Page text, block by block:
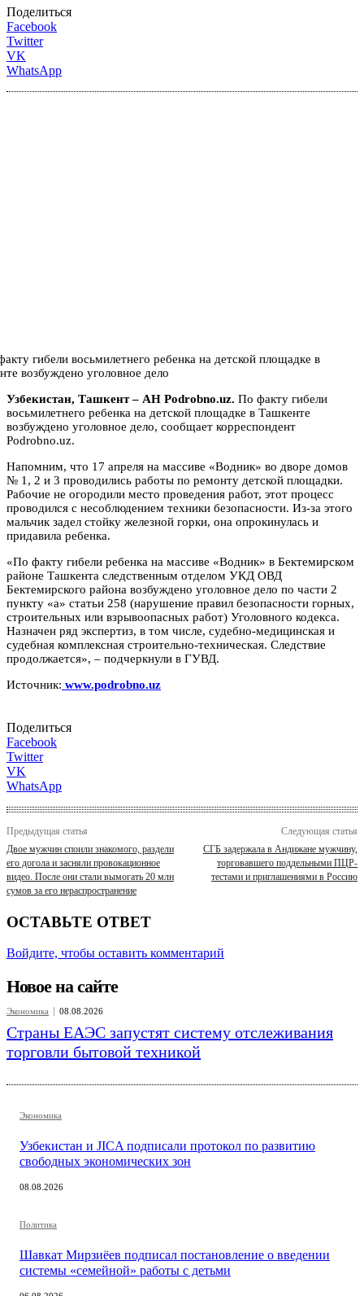
Поделиться
Facebook
Twitter
VK
WhatsApp
Узбекистан, Ташкент – АН Podrobno.uz. По факту гибели
восьмилетнего ребенка на детской площадке в Ташкенте
возбуждено уголовное дело, сообщает корреспондент
Podrobno.uz.
Напомним, что 17 апреля на массиве «Водник» во дворе домов
№ 1, 2 и 3 проводились работы по ремонту детской площадки.
Рабочие не огородили место проведения работ, этот процесс
проводился с несоблюдением техники безопасности. Из-за этого
мальчик задел стойку железной горки, она опрокинулась и
придавила ребенка.
«По факту гибели ребенка на массиве «Водник» в Бектемирском
районе Ташкента следственным отделом УКД ОВД
Бектемирского района возбуждено уголовное дело по части 2
пункту «а» статьи 258 (нарушение правил безопасности горных,
строительных или взрывоопасных работ) Уголовного кодекса.
Назначен ряд экспертиз, в том числе, судебно-медицинская и
судебная комплексная строительно-техническая. Следствие
продолжается», – подчеркнули в ГУВД.
Источник: www.podrobno.uz
Поделиться
Facebook
Twitter
VK
WhatsApp
Предыдущая статья
Двое мужчин споили знакомого, раздели
его догола и засняли провокационное
видео. После они стали вымогать 20 млн
сумов за его нераспространение
Следующая статья
СГБ задержала в Андижане мужчину,
торговавшего поддельными ПЦР-
тестами и приглашениями в Россию
ОСТАВЬТЕ ОТВЕТ
Войдите, чтобы оставить комментарий
Новое на сайте
Экономика 08.08.2026
Страны ЕАЭС запустят систему отслеживания
торговли бытовой техникой
Экономика
Узбекистан и JICA подписали протокол по развитию
свободных экономических зон
08.08.2026
Политика
Шавкат Мирзиёев подписал постановление о введении
системы «семейной» работы с детьми